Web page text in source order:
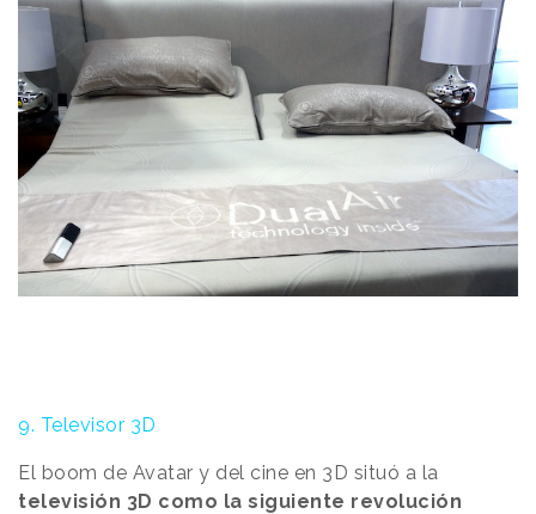
9. Televisor 3D
El boom de Avatar y del cine en 3D situó a la
televisión 3D como la siguiente revolución